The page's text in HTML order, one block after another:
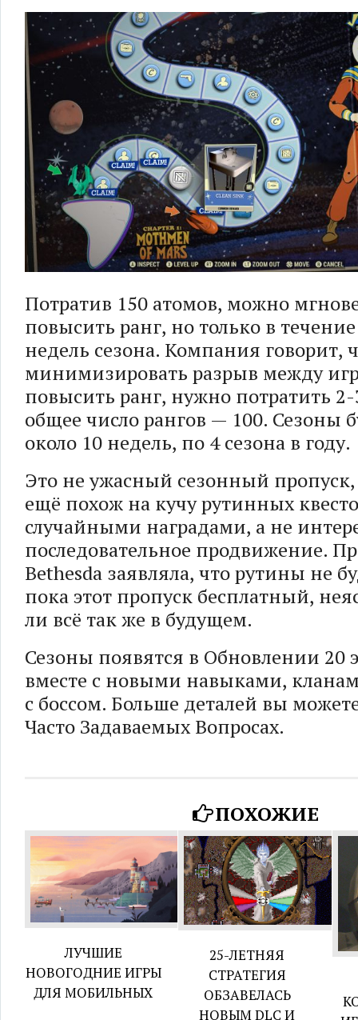
Потратив 150 атомов, можно
повысить ранг, но только в
недель сезона. Компания говорит,
минимизировать разрыв между
повысить ранг, нужно потратить 2-
общее число рангов — 100. Сезоны
около 10 недель, по 4 сезона в году.
Это не ужасный сезонный пропуск,
ещё похож на кучу рутинных
случайными наградами, а не
последовательное продвижение.
Bethesda заявляла, что рутины не
пока этот пропуск бесплатный,
ли всё так же в будущем.
Сезоны появятся в Обновлении 20
вместе с новыми навыками,
с боссом. Больше деталей вы
Часто Задаваемых Вопросах.
ПОХОЖИЕ
ЛУЧШИЕ
НОВОГОДНИЕ ИГРЫ
ДЛЯ МОБИЛЬНЫХ
25-ЛЕТНЯЯ
СТРАТЕГИЯ
ОБЗАВЕЛАСЬ
НОВЫМ DLC И